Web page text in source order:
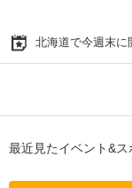
北海道で今週末に
最近見たイベント&ス